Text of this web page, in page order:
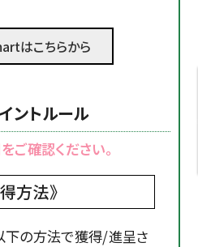
はこちらから
ントルール
ご確認ください。
方法》
以下の方法で獲得/進呈さ